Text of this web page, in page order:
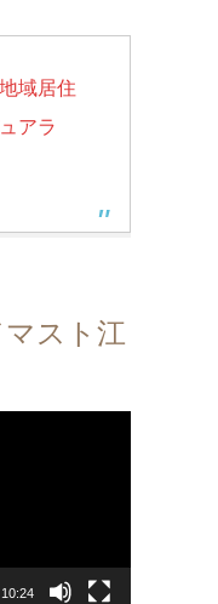
域居住
アラ
スト江
10:24